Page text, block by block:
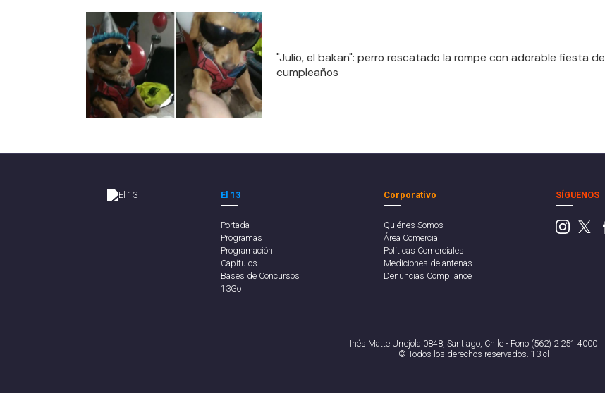
"Julio, el bakan": perro rescatado la rompe con adorable fiesta de
cumpleaños
El 13
Portada
Programas
Programación
Capítulos
Bases de Concursos
13Go
Corporativo
Quiénes Somos
Área Comercial
Políticas Comerciales
Mediciones de antenas
Denuncias Compliance
SÍGUENOS
Inés Matte Urrejola 0848, Santiago, Chile - Fono (562) 2 251 4000
© Todos los derechos reservados. 13.cl